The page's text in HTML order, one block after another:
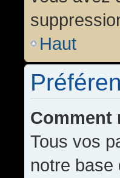
Haut
Comment
Tous vos
notre